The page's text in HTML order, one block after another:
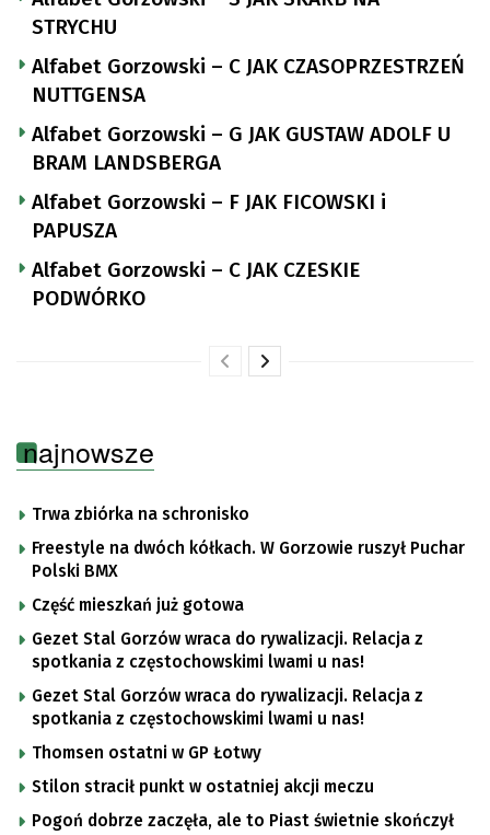
STRYCHU
Alfabet Gorzowski – C JAK CZASOPRZESTRZEŃ
NUTTGENSA
Alfabet Gorzowski – G JAK GUSTAW ADOLF U
BRAM LANDSBERGA
Alfabet Gorzowski – F JAK FICOWSKI i
PAPUSZA
Alfabet Gorzowski – C JAK CZESKIE
PODWÓRKO
najnowsze
Trwa zbiórka na schronisko
Freestyle na dwóch kółkach. W Gorzowie ruszył Puchar
Polski BMX
Część mieszkań już gotowa
Gezet Stal Gorzów wraca do rywalizacji. Relacja z
spotkania z częstochowskimi lwami u nas!
Gezet Stal Gorzów wraca do rywalizacji. Relacja z
spotkania z częstochowskimi lwami u nas!
Thomsen ostatni w GP Łotwy
Stilon stracił punkt w ostatniej akcji meczu
Pogoń dobrze zaczęła, ale to Piast świetnie skończył